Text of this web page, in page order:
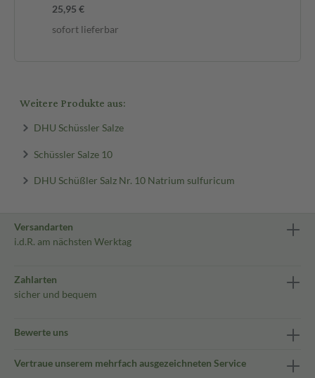
25,95 €
sofort lieferbar
Weitere Produkte aus:
DHU Schüssler Salze
Schüssler Salze 10
DHU Schüßler Salz Nr. 10 Natrium sulfuricum
Versandarten
i.d.R. am nächsten Werktag
Zahlarten
sicher und bequem
Bewerte uns
Vertraue unserem mehrfach ausgezeichneten Service